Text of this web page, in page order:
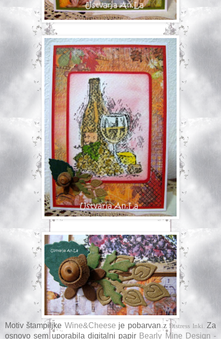
Motiv štampiljke Wine&Cheese je pobarvan z Distress Inki. Za
osnovo sem uporabila digitalni papir Bearly Mine Design -